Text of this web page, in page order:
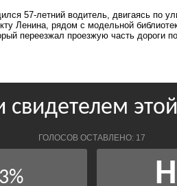
57-летний водитель, двигаясь по
Ленина, рядом с модельной
переезжал проезжую часть дороги